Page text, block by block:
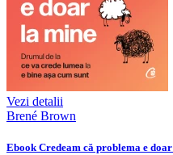
Vezi detalii
Brené Brown
Ebook Credeam că problema e